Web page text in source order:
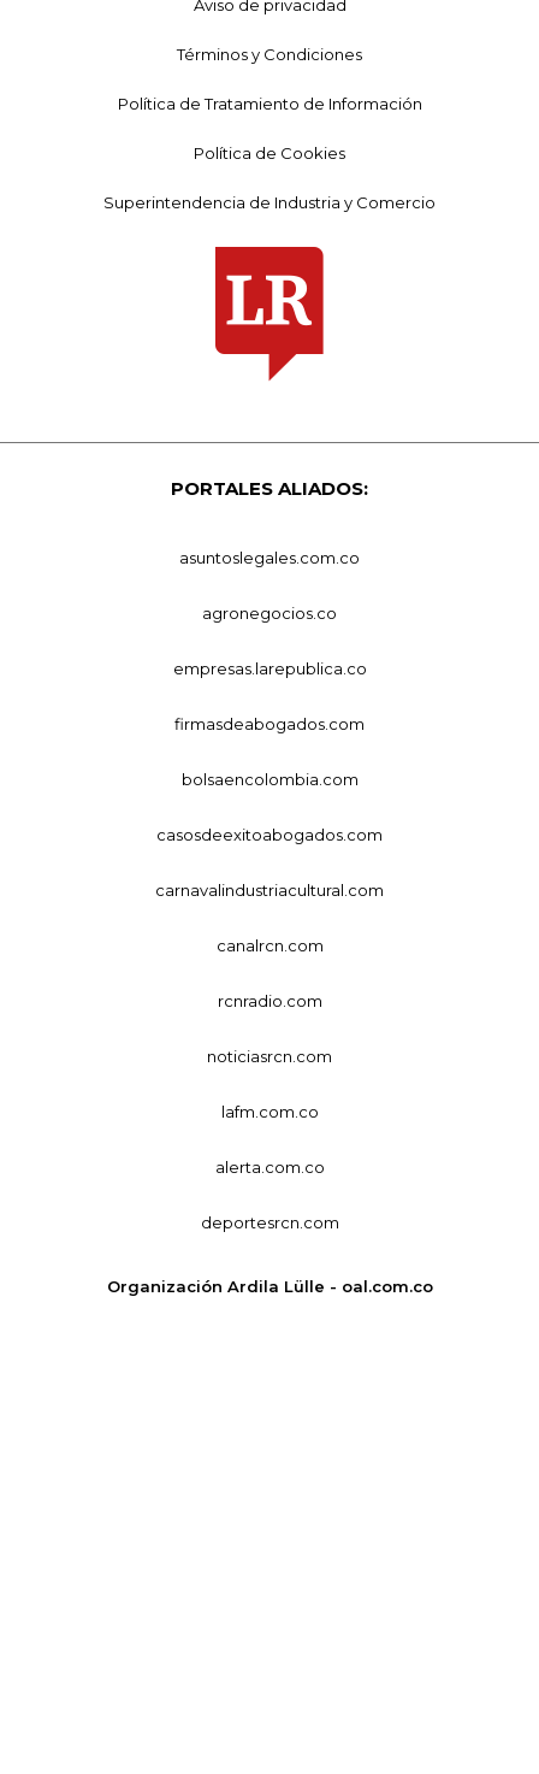
Aviso de privacidad
Términos y Condiciones
Política de Tratamiento de Información
Política de Cookies
Superintendencia de Industria y Comercio
PORTALES ALIADOS:
asuntoslegales.com.co
agronegocios.co
empresas.larepublica.co
firmasdeabogados.com
bolsaencolombia.com
casosdeexitoabogados.com
carnavalindustriacultural.com
canalrcn.com
rcnradio.com
noticiasrcn.com
lafm.com.co
alerta.com.co
deportesrcn.com
Organización Ardila Lülle - oal.com.co